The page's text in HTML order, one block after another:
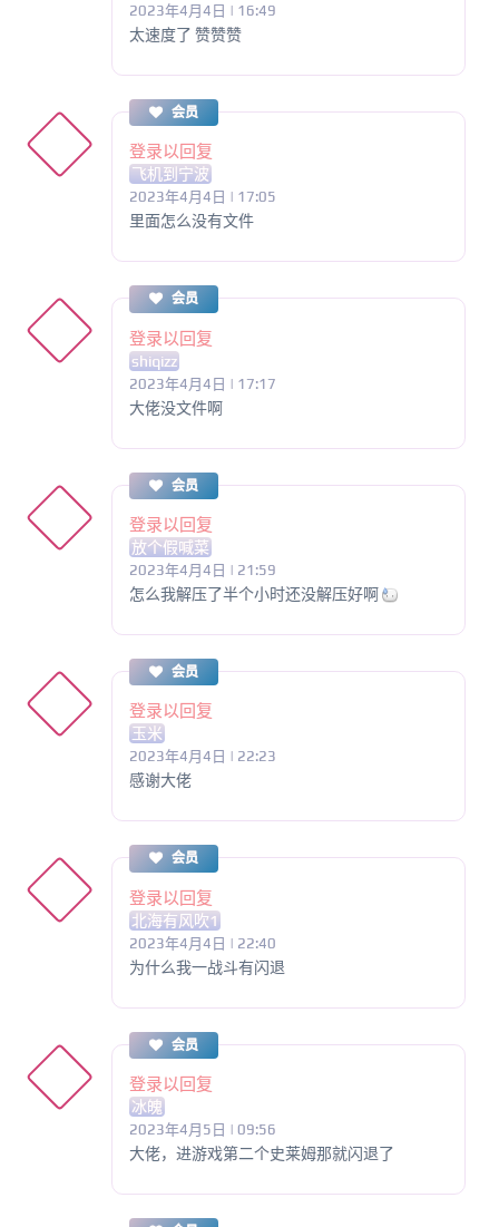
2023年4月4日 | 16:49
太速度了 赞赞赞
会员
登录以回复
飞机到宁波
2023年4月4日 | 17:05
里面怎么没有文件
会员
登录以回复
shiqizz
2023年4月4日 | 17:17
大佬没文件啊
会员
登录以回复
放个假喊菜
2023年4月4日 | 21:59
怎么我解压了半个小时还没解压好啊
会员
登录以回复
玉米
2023年4月4日 | 22:23
感谢大佬
会员
登录以回复
北海有风吹1
2023年4月4日 | 22:40
为什么我一战斗有闪退
会员
登录以回复
冰魄
2023年4月5日 | 09:56
大佬，进游戏第二个史莱姆那就闪退了